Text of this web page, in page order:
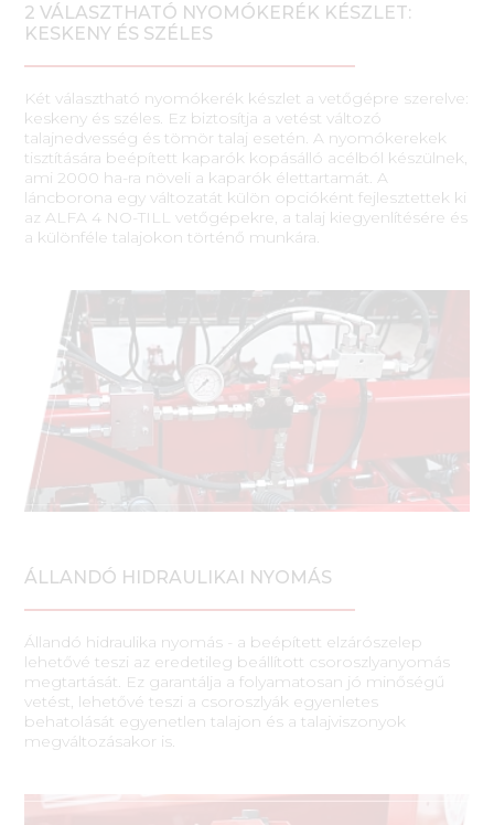
2 VÁLASZTHATÓ NYOMÓKERÉK KÉSZLET:
KESKENY ÉS SZÉLES
Két választható nyomókerék készlet a vetőgépre szerelve:
keskeny és széles. Ez biztosítja a vetést változó
talajnedvesség és tömör talaj esetén. A nyomókerekek
tisztítására beépített kaparók kopásálló acélból készülnek,
ami 2000 ha-ra növeli a kaparók élettartamát. A
láncborona egy változatát külön opcióként fejlesztettek ki
az ALFA 4 NO-TILL vetőgépekre, a talaj kiegyenlítésére és
a különféle talajokon történő munkára.
ÁLLANDÓ HIDRAULIKAI NYOMÁS
Állandó hidraulika nyomás - a beépített elzárószelep
lehetővé teszi az eredetileg beállított csoroszlyanyomás
megtartását. Ez garantálja a folyamatosan jó minőségű
vetést, lehetővé teszi a csoroszlyák egyenletes
behatolását egyenetlen talajon és a talajviszonyok
megváltozásakor is.